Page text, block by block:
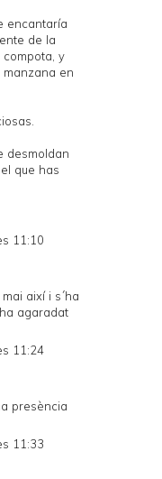
encantaría
de la
y
en
desmoldan
que has
11:10
així i s´ha
agaradat
11:24
presència
11:33